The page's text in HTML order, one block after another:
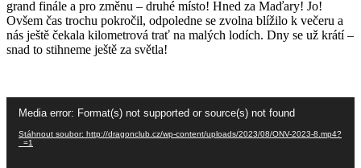
grand finále a pro změnu – druhé místo! Hned za Maďary! Jo!
Ovšem čas trochu pokročil, odpoledne se zvolna blížilo k večeru a
nás ještě čekala kilometrová trať na malých lodích. Dny se už krátí –
snad to stihneme ještě za světla!
přehrávač
Media error: Format(s) not supported or source(s) not found
Stáhnout soubor: http://dragonclub.cz/wp-content/uploads/2023/08/ONV-2023-8.mp4?
_=1